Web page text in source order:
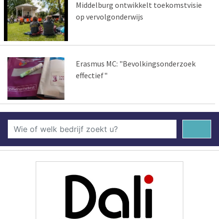
Middelburg ontwikkelt toekomstvisie
op vervolgonderwijs
Erasmus MC: "Bevolkingsonderzoek
effectief"